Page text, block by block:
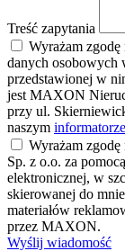
Treść zapytania
Wyrażam zgodę
danych osobowych
przedstawionej w
jest MAXON
przy ul.
naszym informatorze
Wyrażam
Sp. z o.o. za
elektronicznej, w
skierowanej do
materiałów
przez MAXON.
Wyślij wiadomość